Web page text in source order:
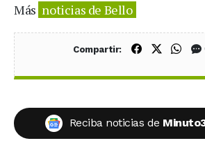
Más noticias de Bello
Compartir: Compartir
Reciba noticias de